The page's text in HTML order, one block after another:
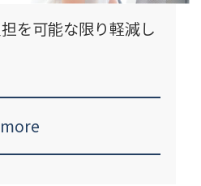
を可能な限り軽減し
more